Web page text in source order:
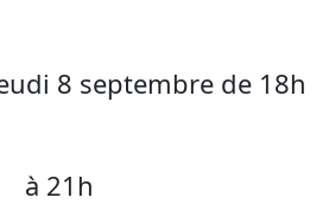
8 septembre de 18h
à 21h